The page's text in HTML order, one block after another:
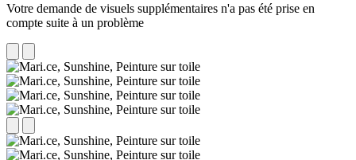
Votre demande de visuels supplémentaires n'a pas été prise en
compte suite à un problème